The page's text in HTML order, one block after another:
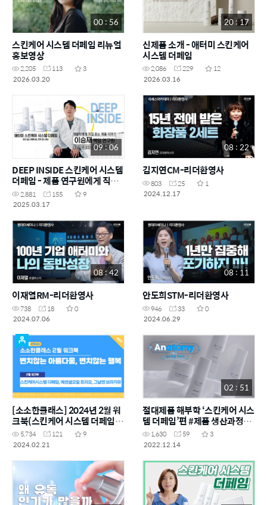
00 : 56
스킨케어 시스템 더페임 리뉴얼
홍보영상
2,205 113
3
2026.03.20
20 : 17
신제품 소개 - 애터미 스킨케어
시스템 더페임
2,086 229
12
2026.03.16
09 : 06
DEEP INSIDE 스킨케어 시스템
더페임 - 제품 연구원에게 직접
듣는 제품 이야기
2,881 155
9
2025.03.17
08 : 22
김지연CM-리더환영사
803 25
1
2024.12.17
08 : 42
이재열RM-리더환영사
738 18
0
2024.07.06
08 : 11
안도희STM-리더환영사
946 33
0
2024.06.29
[소소한클래스] 2024년 2월 워
크북(스킨케어 시스템 더페임,
에센셜 오일 트리오, 보라지유&
오메가3&이너밸런스 )
5,734 121
9
2024.02.21
02 : 51
절대제품 해부학 ‘스킨케어 시스
템 더페임’편 #제품 생산과정을
한눈에!
1,630 59
3
2022.12.14